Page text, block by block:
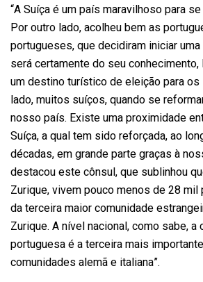
“A Suíça é um país maravilhoso para
Por outro lado, acolheu bem as
portugueses, que decidiram iniciar
será certamente do seu
um destino turístico de eleição para
lado, muitos suíços, quando se
nosso país. Existe uma proximidade
Suíça, a qual tem sido reforçada, ao
décadas, em grande parte graças à
destacou este cônsul, que sublinhou
Zurique, vivem pouco menos de 28
da terceira maior comunidade
Zurique. A nível nacional, como sabe, a
portuguesa é a terceira mais
comunidades alemã e italiana”.